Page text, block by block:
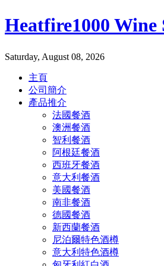
Heatfire1000
Saturday, August 08, 2026
主頁
公司簡介
產品推介
法國餐酒
澳洲餐酒
智利餐酒
阿根廷餐酒
西班牙餐酒
意大利餐酒
美國餐酒
南非餐酒
德國餐酒
新西蘭餐酒
尼泊爾特色酒樽
意大利特色酒樽